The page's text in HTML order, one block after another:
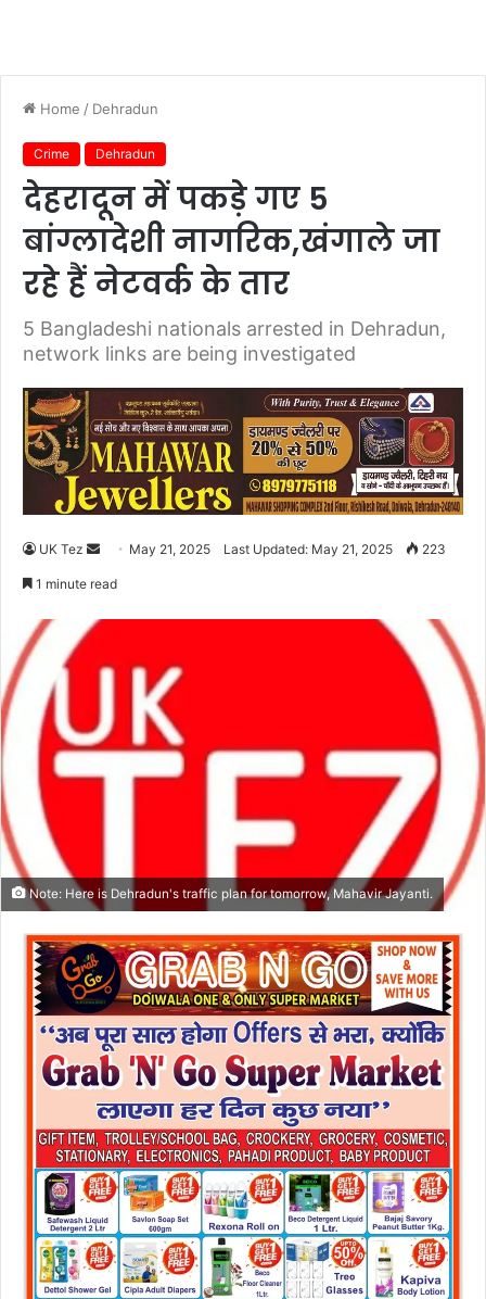
Home / Dehradun
Crime Dehradun
देहरादून में पकड़े गए 5
बांग्लादेशी नागरिक,खंगाले जा
रहे हैं नेटवर्क के तार
5 Bangladeshi nationals arrested in Dehradun,
network links are being investigated
UK Tez
d
m
a
i
May 21, 2025 Last Updated: May 21, 2025 223
1 minute read
Note: Here is Dehradun's traffic plan for tomorrow, Mahavir Jayanti.